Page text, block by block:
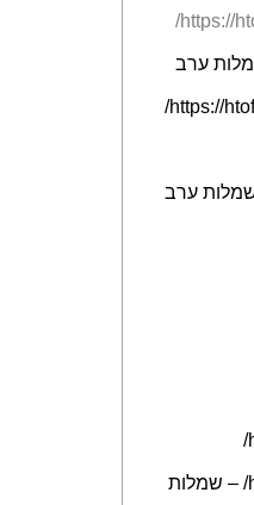
https://htofashion2.com/ – שמלות